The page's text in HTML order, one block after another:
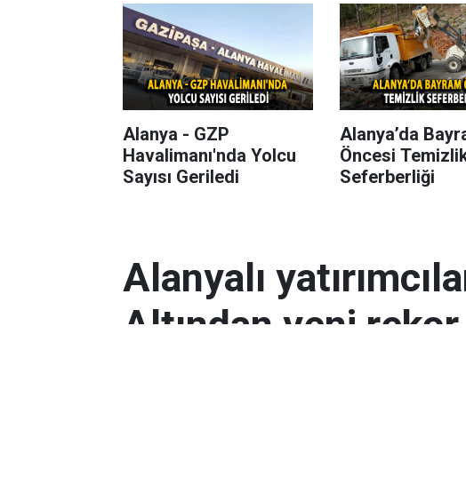
Alanya - GZP
Havalimanı'nda Yolcu
Sayısı Geriledi
Alanya’da
Öncesi
Seferberliği
Alanyalı
Altından yeni rekor